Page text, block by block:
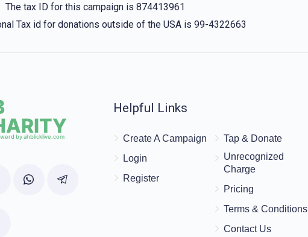
The tax ID for this campaign is 874413961
Tax id for donations outside of the USA is 99-4322663
Helpful Links
Create A Campaign
Login
Register
Tap & Donate
Unrecognized
Charge
Pricing
Terms & Conditions
Contact Us